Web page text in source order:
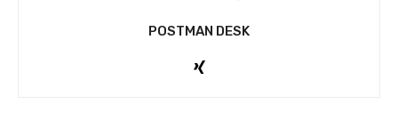
POSTMAN DESK